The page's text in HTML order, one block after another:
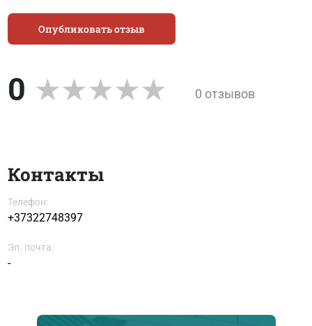
Опубликовать отзыв
0 0 отзывов
Контакты
Телефон:
+37322748397
Эл. почта:
-